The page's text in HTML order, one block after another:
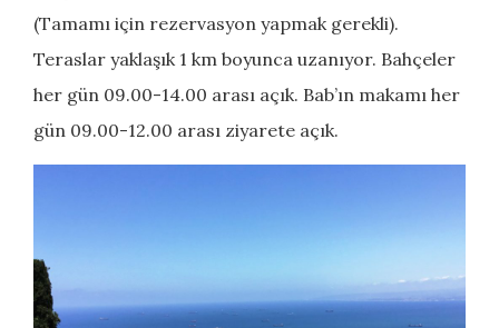
(Tamamı için rezervasyon yapmak gerekli).
Teraslar yaklaşık 1 km boyunca uzanıyor. Bahçeler
her gün 09.00-14.00 arası açık. Bab’ın makamı her
gün 09.00-12.00 arası ziyarete açık.